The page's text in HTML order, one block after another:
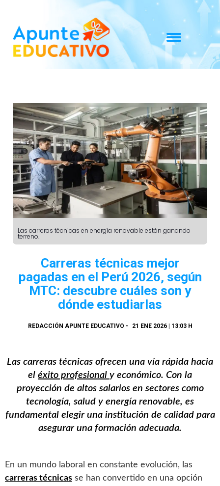
Las carreras técnicas en energía renovable están ganando
terreno.
Carreras técnicas mejor
pagadas en el Perú 2026, según
MTC: descubre cuáles son y
dónde estudiarlas
REDACCIÓN APUNTE EDUCATIVO - 21 ENE 2026 | 13:03 H
Las carreras técnicas ofrecen una vía rápida hacia
el éxito profesional y económico. Con la
proyección de altos salarios en sectores como
tecnología, salud y energía renovable, es
fundamental elegir una institución de calidad para
asegurar una formación adecuada.
En un mundo laboral en constante evolución, las
carreras técnicas se han convertido en una opción